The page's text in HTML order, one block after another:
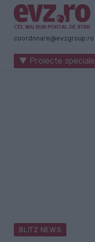
Știri
naționale
internaționale
coordonare@evzgroup.ro
▼ Proiecte speciale
BLITZ NEWS